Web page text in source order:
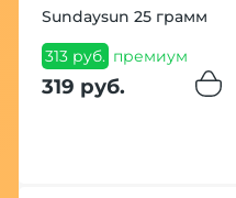
Sundaysun 25 грамм
313 руб. премиум
319 руб.